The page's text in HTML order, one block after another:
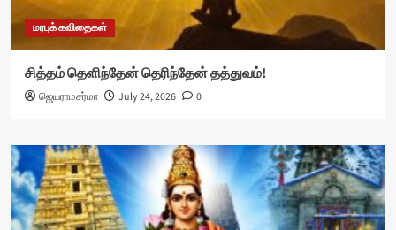
மரபுக் கவிதைகள்
சித்தம் தெளிந்தேன் தெரிந்தேன் தத்துவம்!
ஜெயராமசர்மா July 24, 2026 0